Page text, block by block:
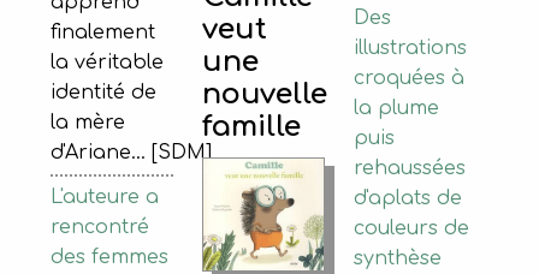
finalement
la véritable
identité de
la mère
d'Ariane... [SDM]
L'auteure a
rencontré
des femmes
Des
illustrations
croquées à
la plume
puis
rehaussées
d'aplats de
couleurs de
synthèse
veut
une
nouvelle
famille